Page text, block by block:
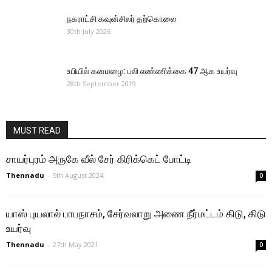
நகராட்சி கவுன்சிலர் தற்கொலை
30th July 2026
உபியில் கனமழை: பலி எண்ணிக்கை 47 ஆக உயர்வு
28th September 2019
MUST READ
சாயர்புரம் அருகே வீல் சேர் கிரிக்கெட் போட்டி
Thennadu - 5th August 2024 0
யாஸ் புயலால் பாபநாசம், சேர்வலாறு அணை நீர்மட்டம் கிடு, கிடு
உயர்வு
Thennadu - 27th May 2021 0